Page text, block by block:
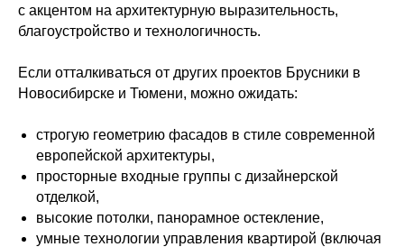
с акцентом на архитектурную выразительность,
благоустройство и технологичность.
Если отталкиваться от других проектов Брусники в
Новосибирске и Тюмени, можно ожидать:
строгую геометрию фасадов в стиле современной
европейской архитектуры,
просторные входные группы с дизайнерской
отделкой,
высокие потолки, панорамное остекление,
умные технологии управления квартирой (включая